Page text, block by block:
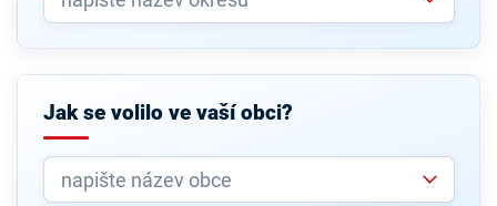
Jak se volilo ve vaší obci?